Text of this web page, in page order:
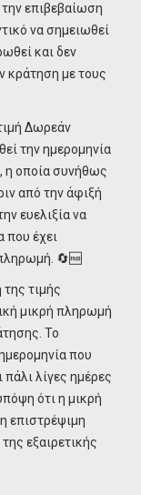
επιβεβαίωση
να σημειωθεί
και δεν
κράτηση με τους
Δωρεάν
την ημερομηνία
η οποία συνήθως
από την άφιξή
ευελιξία να
έχει
🔄🆓
της τιμής
μικρή πληρωμή
Το
που
λίγες ημέρες
ότι η μικρή
επιστρέψιμη
εξαιρετικής